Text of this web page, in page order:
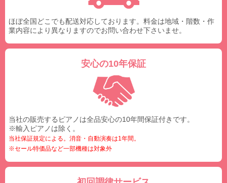
ほぼ全国どこでも配送対応しております。料金は地域・階数・作
業内容により異なりますのでお問い合わせ下さいませ。
安心の10年保証
当社の販売するピアノは全品安心の10年間保証付きです。
※輸入ピアノは除く。
当社保証規定による。消音・自動演奏は1年間。
※セール特価品など一部機種は対象外